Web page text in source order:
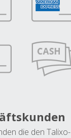
die den Talixo-